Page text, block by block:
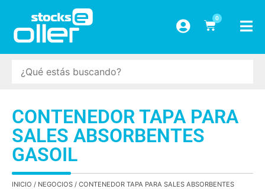
0
CONTENEDOR TAPA PARA
SALES ABSORBENTES
GASOIL
INICIO / NEGOCIOS / CONTENEDOR TAPA PARA SALES ABSORBENTES